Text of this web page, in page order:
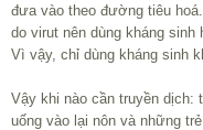
đưa vào theo đường tiêu
do virut nên dùng kháng sinh
Vì vậy, chỉ dùng kháng sinh
Vậy khi nào cần truyền dịch:
uống vào lại nôn và những